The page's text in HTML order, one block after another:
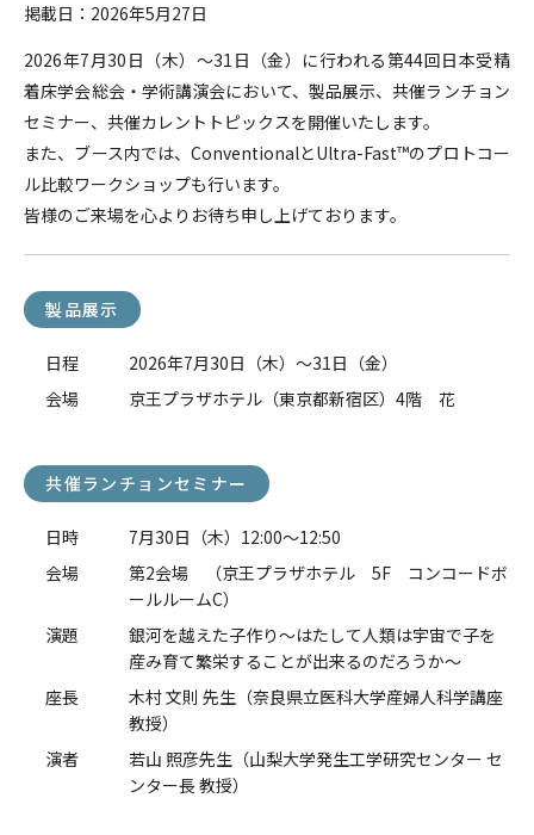
掲載日：2026年5月27日
2026年7月30日（木）～31日（金）に行われる第44回日本受精
着床学会総会・学術講演会において、製品展示、共催ランチョン
セミナー、共催カレントトピックスを開催いたします。
また、ブース内では、ConventionalとUltra-Fast™のプロトコー
ル比較ワークショップも行います。
皆様のご来場を心よりお待ち申し上げております。
製品展示
日程
2026年7月30日（木）～31日（金）
会場
京王プラザホテル（東京都新宿区）4階 花
共催ランチョンセミナー
日時
7月30日（木）12:00～12:50
会場
第2会場 （京王プラザホテル 5F コンコードボ
ールルームC）
演題
銀河を越えた子作り～はたして人類は宇宙で子を
産み育て繁栄することが出来るのだろうか～
座長
木村 文則 先生（奈良県立医科大学産婦人科学講座
教授）
演者
若山 照彦先生（山梨大学発生工学研究センター セ
ンター長 教授）